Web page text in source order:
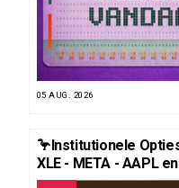
05 AUG. 2026
🦩Institutionele
XLE - META - AAPL